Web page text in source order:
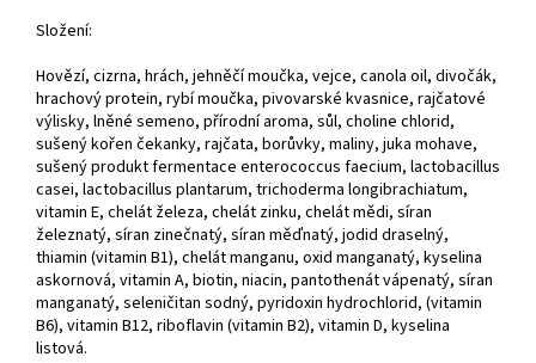
Složení:
Hovězí, cizrna, hrách, jehněčí moučka, vejce, canola oil, divočák,
hrachový protein, rybí moučka, pivovarské kvasnice, rajčatové
výlisky, lněné semeno, přírodní aroma, sůl, choline chlorid,
sušený kořen čekanky, rajčata, borůvky, maliny, juka mohave,
sušený produkt fermentace enterococcus faecium, lactobacillus
casei, lactobacillus plantarum, trichoderma longibrachiatum,
vitamin E, chelát železa, chelát zinku, chelát mědi, síran
železnatý, síran zinečnatý, síran měďnatý, jodid draselný,
thiamin (vitamin B1), chelát manganu, oxid manganatý, kyselina
askornová, vitamin A, biotin, niacin, pantothenát vápenatý, síran
manganatý, seleničitan sodný, pyridoxin hydrochlorid, (vitamin
B6), vitamin B12, riboflavin (vitamin B2), vitamin D, kyselina
listová.